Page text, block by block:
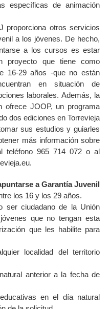
específicas de animación
proporciona otros servicios
a los jóvenes. De hecho,
a los cursos es estar
proyecto que tiene como
16-29 años -que no están
en situación de
laborales. Además, la
ofrece JOOP, un programa
dos ediciones en Torrevieja
sus estudios y guiarles
más información sobre
teléfono 965 714 072 o al
a Garantía Juvenil
los 16 y los 29 años.
ser ciudadano de la Unión
que no tengan esta
que les habilite para
localidad del territorio
anterior a la fecha de
en el día natural